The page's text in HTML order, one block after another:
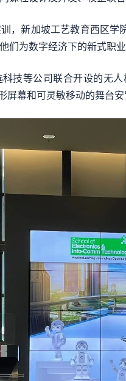
，新加坡工艺教育西区
们为数字经济下的新式职业
技等公司联合开设的无
屏幕和可灵敏移动的舞台